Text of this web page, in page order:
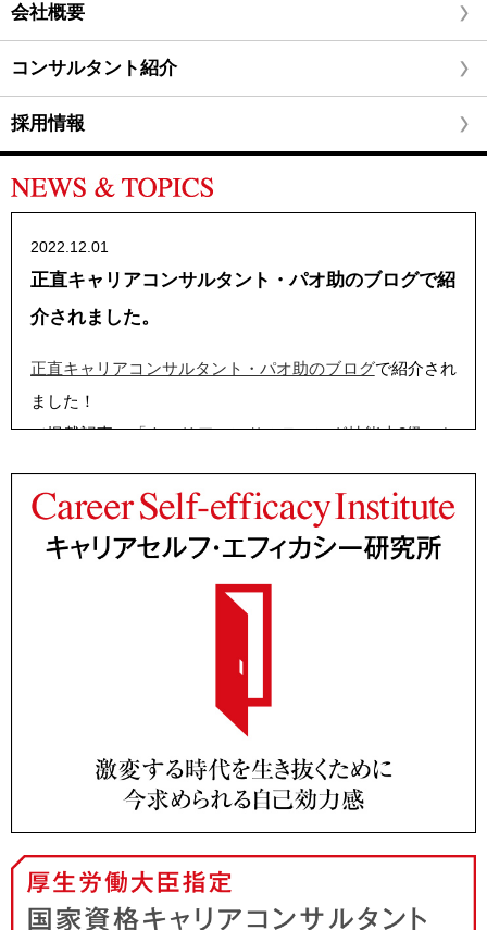
会社概要
コンサルタント紹介
採用情報
2022.12.01
正直キャリアコンサルタント・パオ助のブログで紹
介されました。
正直キャリアコンサルタント・パオ助のブログで紹介され
ました！
（掲載記事：「キャリアコンサルティング技能士2級のお
2022.04.30
『こうして社員は、やる気を失っていく』が出版さ
ーダーのための「人が自ら動く組織心理」』が、日本実業
出版社より出版されました。
2020.02.20
『人間心理を徹底的に考え抜いた「強い会社」に変
弊社代表の『 人間心理を徹底的に考え抜いた「強い会
社」に変わる仕組み ～ リクルートで学び、ユニクロ、ソ